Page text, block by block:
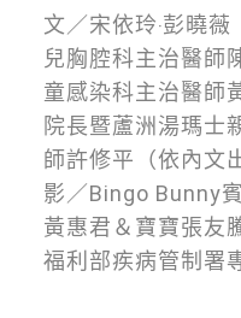
文／宋依玲‧彭曉
兒胸腔科主治醫師
童感染科主治醫師
院長暨蘆洲湯瑪士
師許修平（依內文
影／Bingo Bunny
黃惠君＆寶寶張
福利部疾病管制署